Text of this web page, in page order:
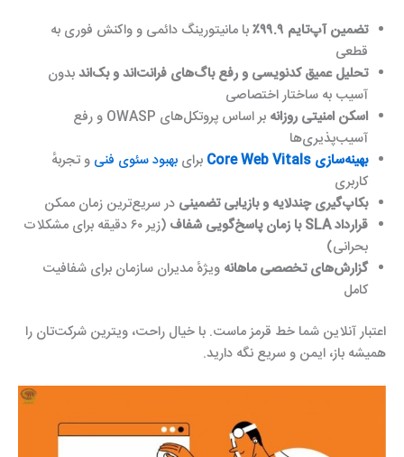
تضمین آپ‌تایم ۹۹.۹٪
با مانیتورینگ دائمی و واکنش فوری به
قطعی
تحلیل عمیق کدنویسی و رفع باگ‌های فرانت‌اند و بک‌اندبدون
آسیب به ساختار اختصاصی
اسکن امنیتی روزانه
بر اساس پروتکل‌های OWASP و رفع
آسیب‌پذیری‌ها
بهینه‌سازی Core Web Vitals
برای بهبود سئوی فنی و تجربهٔ
کاربری
بکاپ‌گیری چندلایه و بازیابی تضمینی در سریع‌ترین زمان ممکن
قرارداد SLA با زمان پاسخ‌گویی شفاف
(زیر ۶۰ دقیقه برای مشکلات
بحرانی)
گزارش‌های تخصصی ماهانه ویژهٔ مدیران سازمان برای شفافیت
کامل
اعتبار آنلاین شما خط قرمز ماست. با خیال راحت، ویترین شرکت‌تان را
همیشه باز، ایمن و سریع نگه دارید.